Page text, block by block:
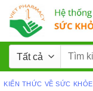
KIẾN THỨC VỀ SỨC KHỎE